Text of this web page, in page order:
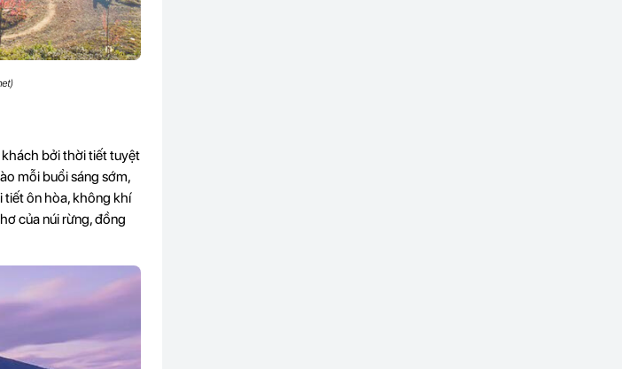
khách bởi thời tiết tuyệt
mỗi buổi sáng sớm,
tiết ôn hòa, không khí
của núi rừng, đồng